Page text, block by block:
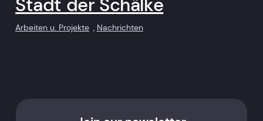
Stadt der Schälke
Arbeiten u. Projekte , Nachrichten